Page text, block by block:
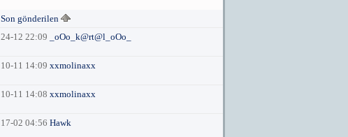
Son gönderilen
24-12 22:09 _oOo_k@rt@l_oOo_
10-11 14:09 xxmolinaxx
10-11 14:08 xxmolinaxx
17-02 04:56 Hawk